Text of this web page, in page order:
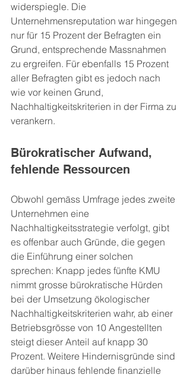
widerspiegle. Die
Unternehmensreputation war hingegen
nur für 15 Prozent der Befragten ein
Grund, entsprechende Massnahmen
zu ergreifen. Für ebenfalls 15 Prozent
aller Befragten gibt es jedoch nach
wie vor keinen Grund,
Nachhaltigkeitskriterien in der Firma zu
verankern.
Bürokratischer Aufwand,
fehlende Ressourcen
Obwohl gemäss Umfrage jedes zweite
Unternehmen eine
Nachhaltigkeitsstrategie verfolgt, gibt
es offenbar auch Gründe, die gegen
die Einführung einer solchen
sprechen: Knapp jedes fünfte KMU
nimmt grosse bürokratische Hürden
bei der Umsetzung ökologischer
Nachhaltigkeitskriterien wahr, ab einer
Betriebsgrösse von 10 Angestellten
steigt dieser Anteil auf knapp 30
Prozent. Weitere Hindernisgründe sind
darüber hinaus fehlende finanzielle